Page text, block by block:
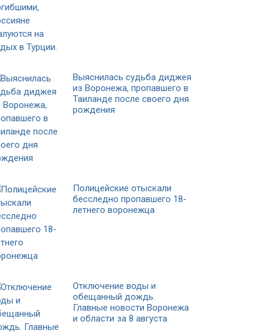
Выяснилась судьба диджея
из Воронежа, пропавшего в
Таиланде после своего дня
рождения
Полицейские отыскали
бесследно пропавшего 18-
летнего воронежца
Отключение воды и
обещанный дождь.
Главные новости Воронежа
и области за 8 августа